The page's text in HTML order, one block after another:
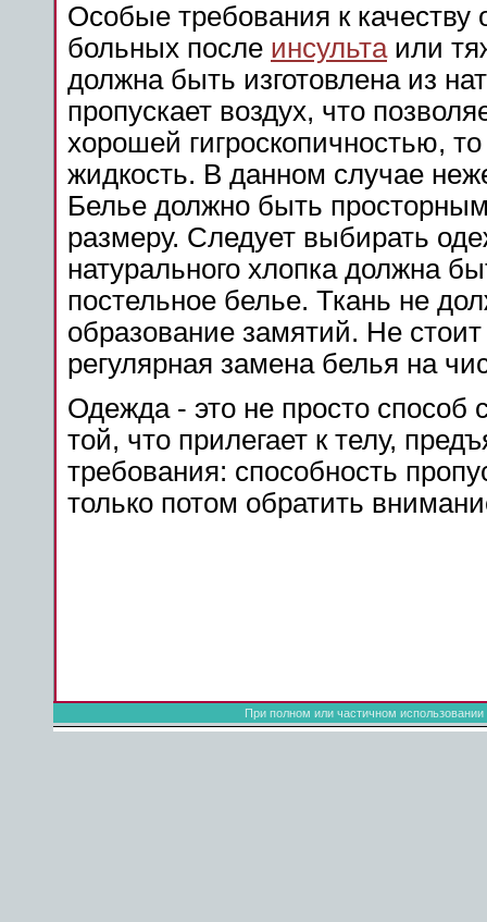
Особые требования к
больных после инсультаили
должна быть изготовлена из
пропускает воздух, что
хорошей гигроскопичностью,
жидкость. В данном случае
Белье должно быть
размеру. Следует выбирать
натурального хлопка должна
постельное белье. Ткань не
образование замятий. Не
регулярная замена белья на
Одежда - это не просто
той, что прилегает к телу,
требования: способность
только потом обратить
При полном или частичном